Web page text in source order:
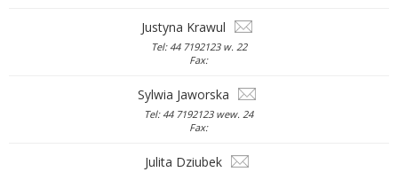
Justyna Krawul
Tel: 44 7192123 w. 22
Fax:
Sylwia Jaworska
Tel: 44 7192123 wew. 24
Fax:
Julita Dziubek